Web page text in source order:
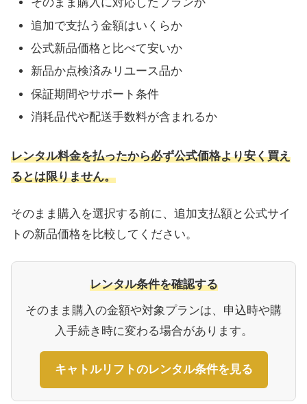
追加で支払う金額はいくらか
公式新品価格と比べて安いか
新品か点検済みリユース品か
保証期間やサポート条件
消耗品代や配送手数料が含まれるか
レンタル料金を払ったから必ず公式価格より安く買え
るとは限りません。
そのまま購入を選択する前に、追加支払額と公式サイ
トの新品価格を比較してください。
レンタル条件を確認する
そのまま購入の金額や対象プランは、申込時や購
入手続き時に変わる場合があります。
キャトルリフトのレンタル条件を見る